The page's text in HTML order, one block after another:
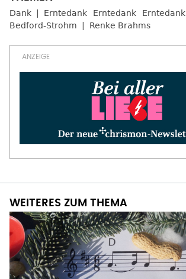
Dank Erntedank Erntedank Erntedank
Bedford-Strohm
Renke Brahms
WEITERES ZUM THEMA